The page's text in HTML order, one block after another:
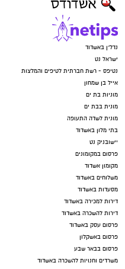
נדל"ן באשדוד
ישראל נט
נטיפס - רשת חברתית לטיפים והמלצות
אייל בן שמחון
מוניות בת ים
מונית בבת ים
מונית לשדה התעופה
בתי מלון באשדוד
יישובניק נט
פרסום במקומונים
מקומון אשדוד
משלוחים באשדוד
מסעדות באשדוד
דירות למכירה באשדוד
דירות להשכרה באשדוד
פרסום עסק באשדוד
פרסום באשקלון
פרסום בבאר שבע
משרדים וחנויות להשכרה באשדוד